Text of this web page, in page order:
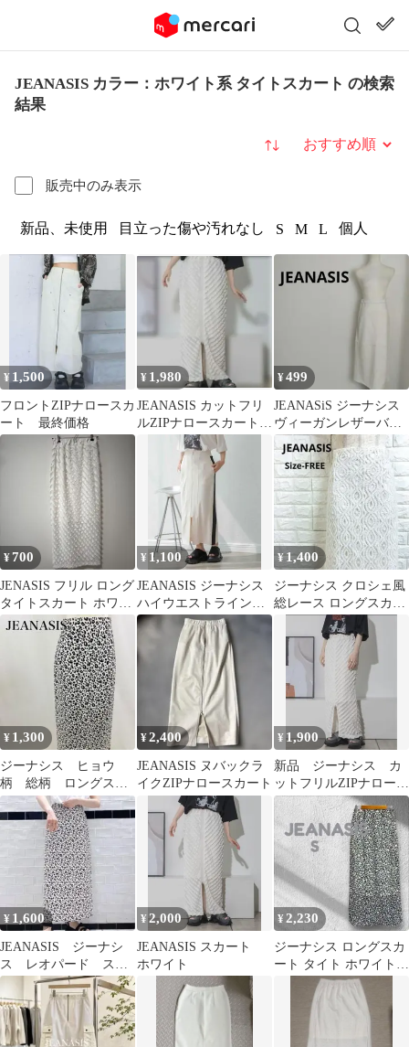
JEANASIS カラー：ホワイト系 タイトスカート の検索
結果
販売中のみ表示
並び替え
新品、未使用 目立った傷や汚れなし S M L 個人
¥ 1,500
フロントZIPナロースカ
ート 最終価格
¥ 1,980
JEANASIS カットフリ
ルZIPナロースカート
未使用品
¥499
JEANASiS ジーナシス
ヴィーガンレザーバッ
クスリットタイトスカ
ート S
¥700
JENASIS フリル ロング
タイトスカート ホワイ
ト
¥ 1,100
JEANASIS ジーナシス
ハイウエストラインジ
ャージスカート ホワイ
ト 春夏
¥ 1,400
ジーナシス クロシェ風
総レース ロングスカー
ト ホワイト F 裏地付
¥ 1,300
ジーナシス ヒョウ
柄 総柄 ロングスリ
ット ロングタイトス
カート【5229】
¥2,400
JEANASIS ヌバックラ
イクZIPナロースカート
¥1,900
新品 ジーナシス カ
ットフリルZIPナロース
カート 白 ホワイト
¥ 1,600
JEANASIS ジーナシ
ス レオパード スカ
ート M
¥2,000
JEANASIS スカート
ホワイト
¥2,230
ジーナシス ロングスカ
ート タイト ホワイト
アニマル柄 Sサイズ 春
夏コーデ